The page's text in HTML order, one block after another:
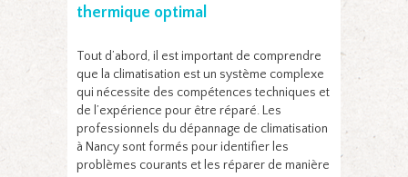
thermique optimal
Tout d’abord, il est important de comprendre
que la climatisation est un système complexe
qui nécessite des compétences techniques et
de l’expérience pour être réparé. Les
professionnels du dépannage de climatisation
à Nancy sont formés pour identifier les
problèmes courants et les réparer de manière